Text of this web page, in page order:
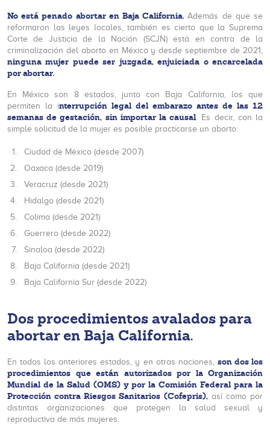
No está penado abortar en Baja California. Además de que se
reformaron las leyes locales, también es cierto que la Suprema
Corte de Justicia de la Nación (SCJN) está en contra de la
criminalización del aborto en México y desde septiembre de 2021,
ninguna mujer puede ser juzgada, enjuiciada o encarcelada
por abortar.
En México son 8 estados, junto con Baja California, los que
permiten la interrupción legal del embarazo antes de las 12
semanas de gestación, sin importar la causal. Es decir, con la
simple solicitud de la mujer es posible practicarse un aborto:
Ciudad de México (desde 2007)
Oaxaca (desde 2019)
Veracruz (desde 2021)
Hidalgo (desde 2021)
Colima (desde 2021)
Guerrero (desde 2022)
Sinaloa (desde 2022)
Baja California (desde 2021)
Baja California Sur (desde 2022)
Dos procedimientos avalados para
abortar en Baja California.
En todos los anteriores estados, y en otras naciones, son dos los
procedimientos que están autorizados por la Organización
Mundial de la Salud (OMS) y por la Comisión Federal para la
Protección contra Riesgos Sanitarios (Cofepris),así como por
distintas organizaciones que protegen la salud sexual y
reproductiva de más mujeres.